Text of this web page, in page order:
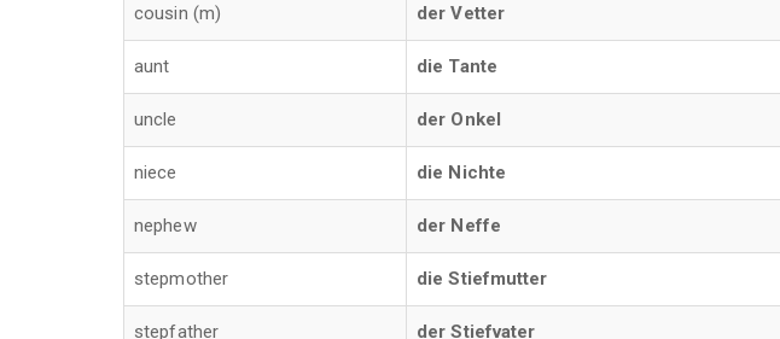
cousin (m) der Vetter
aunt die Tante
uncle der Onkel
niece die Nichte
nephew der Neffe
stepmother die Stiefmutter
stepfather der Stiefvater